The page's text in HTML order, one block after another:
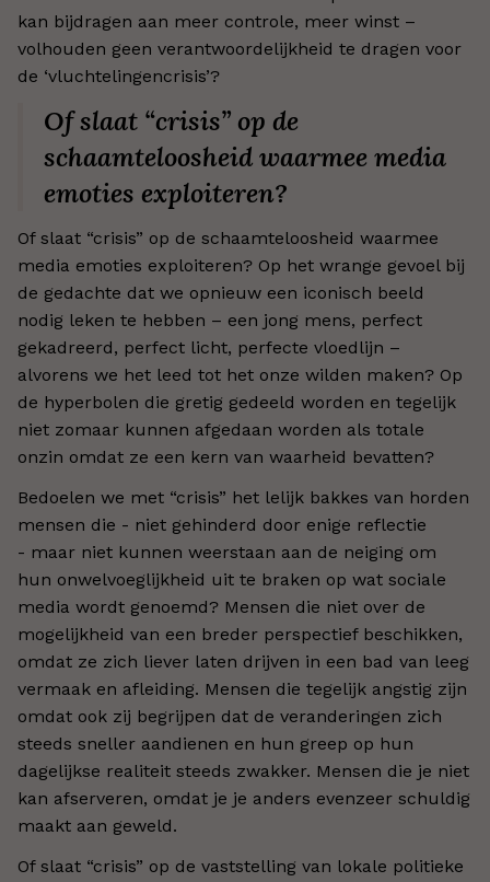
kan bijdragen aan meer controle, meer winst –
volhouden geen verantwoordelijkheid te dragen voor
de ‘vluchtelingencrisis’?
Of slaat “crisis” op de
schaamteloosheid waarmee media
emoties exploiteren?
Of slaat “crisis” op de schaamteloosheid waarmee
media emoties exploiteren? Op het wrange gevoel bij
de gedachte dat we opnieuw een iconisch beeld
nodig leken te hebben – een jong mens, perfect
gekadreerd, perfect licht, perfecte vloedlijn –
alvorens we het leed tot het onze wilden maken? Op
de hyperbolen die gretig gedeeld worden en tegelijk
niet zomaar kunnen afgedaan worden als totale
onzin omdat ze een kern van waarheid bevatten?
Bedoelen we met “crisis” het lelijk bakkes van horden
mensen die - niet gehinderd door enige reflectie
- maar niet kunnen weerstaan aan de neiging om
hun onwelvoeglijkheid uit te braken op wat sociale
media wordt genoemd? Mensen die niet over de
mogelijkheid van een breder perspectief beschikken,
omdat ze zich liever laten drijven in een bad van leeg
vermaak en afleiding. Mensen die tegelijk angstig zijn
omdat ook zij begrijpen dat de veranderingen zich
steeds sneller aandienen en hun greep op hun
dagelijkse realiteit steeds zwakker. Mensen die je niet
kan afserveren, omdat je je anders evenzeer schuldig
maakt aan geweld.
Of slaat “crisis” op de vaststelling van lokale politieke